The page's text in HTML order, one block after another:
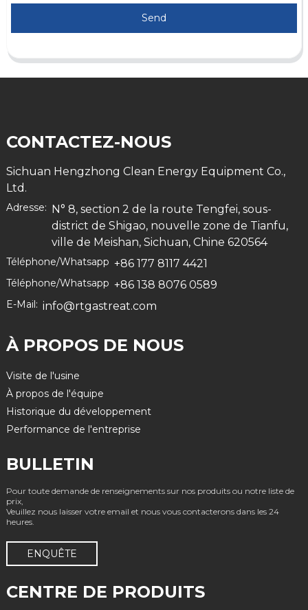
Send
CONTACTEZ-NOUS
Sichuan Hengzhong Clean Energy Equipment Co.,
Ltd.
Adresse: N° 8, section 2 de la route Tengfei, sous-
district de Shigao, nouvelle zone de Tianfu,
ville de Meishan, Sichuan, Chine 620564
Téléphone/Whatsapp +86 177 8117 4421
Téléphone/Whatsapp +86 138 8076 0589
E-Mail: info@rtgastreat.com
À PROPOS DE NOUS
Visite de l'usine
À propos de l'équipe
Historique du développement
Performance de l'entreprise
BULLETIN
Pour toute demande de renseignements sur nos produits ou notre liste de
prix,
Veuillez nous laisser votre email et nous vous contacterons dans les 24
heures.
ENQUÊTE
CENTRE DE PRODUITS